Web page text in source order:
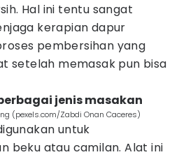
Hal ini tentu sangat
kerapian dapur
pembersihan yang
setelah memasak pun bisa
jenis masakan
(pexels.com/Zabdi Onan Caceres)
untuk
beku atau camilan. Alat ini